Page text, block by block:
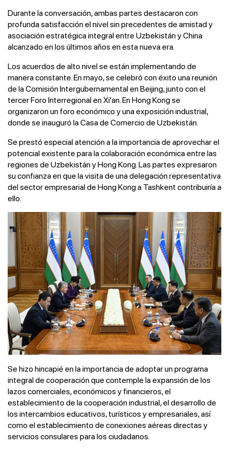
Durante la conversación, ambas partes destacaron con
profunda satisfacción el nivel sin precedentes de amistad y
asociación estratégica integral entre Uzbekistán y China
alcanzado en los últimos años en esta nueva era.
Los acuerdos de alto nivel se están implementando de
manera constante. En mayo, se celebró con éxito una reunión
de la Comisión Intergubernamental en Beijing, junto con el
tercer Foro Interregional en Xi'an. En Hong Kong se
organizaron un foro económico y una exposición industrial,
donde se inauguró la Casa de Comercio de Uzbekistán.
Se prestó especial atención a la importancia de aprovechar el
potencial existente para la colaboración económica entre las
regiones de Uzbekistán y Hong Kong. Las partes expresaron
su confianza en que la visita de una delegación representativa
del sector empresarial de Hong Kong a Tashkent contribuiría a
ello.
Se hizo hincapié en la importancia de adoptar un programa
integral de cooperación que contemple la expansión de los
lazos comerciales, económicos y financieros, el
establecimiento de la cooperación industrial, el desarrollo de
los intercambios educativos, turísticos y empresariales, así
como el establecimiento de conexiones aéreas directas y
servicios consulares para los ciudadanos.